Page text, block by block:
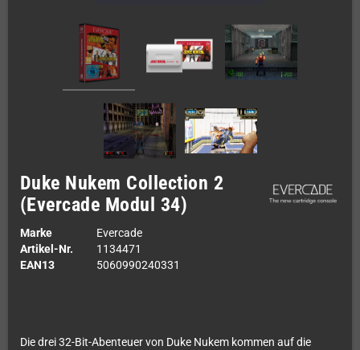
Duke Nukem Collection 2
(Evercade Modul 34)
Marke
Evercade
Artikel-Nr.
1134471
EAN13
5060990240331
Die drei 32-Bit-Abenteuer von Duke Nukem kommen auf die